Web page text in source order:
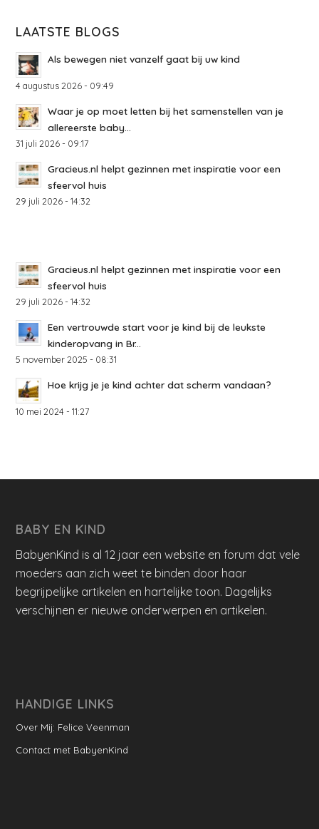
LAATSTE BLOGS
Als bewegen niet vanzelf gaat bij uw kind
4 augustus 2026 - 09:49
Waar je op moet letten bij het samenstellen van je
allereerste baby...
31 juli 2026 - 09:17
Gracieus.nl helpt gezinnen met inspiratie voor een
sfeervol huis
29 juli 2026 - 14:32
Gracieus.nl helpt gezinnen met inspiratie voor een
sfeervol huis
29 juli 2026 - 14:32
Een vertrouwde start voor je kind bij de leukste
kinderopvang in Br...
5 november 2025 - 08:31
Hoe krijg je je kind achter dat scherm vandaan?
10 mei 2024 - 11:27
BABY EN KIND
BabyenKind is al 12 jaar een website en forum dat vele
moeders aan zich weet te binden door haar
begrijpelijke artikelen en hartelijke toon. Dagelijks
verschijnen er nieuwe onderwerpen en artikelen.
HANDIGE LINKS
Over Mij: Felice Veenman
Contact met BabyenKind